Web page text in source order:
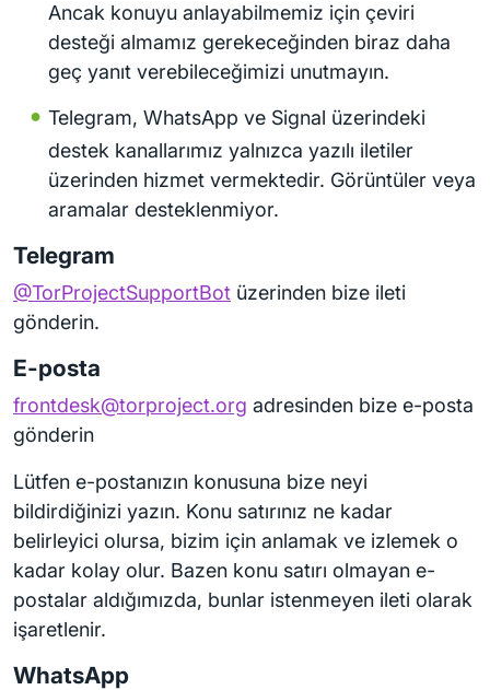
Ancak konuyu anlayabilmemiz için çeviri
desteği almamız gerekeceğinden biraz daha
geç yanıt verebileceğimizi unutmayın.
Telegram, WhatsApp ve Signal üzerindeki
destek kanallarımız yalnızca yazılı iletiler
üzerinden hizmet vermektedir. Görüntüler veya
aramalar desteklenmiyor.
Telegram
@TorProjectSupportBot üzerinden bize ileti
gönderin.
E-posta
frontdesk@torproject.org adresinden bize e-posta
gönderin
Lütfen e-postanızın konusuna bize neyi
bildirdiğinizi yazın. Konu satırınız ne kadar
belirleyici olursa, bizim için anlamak ve izlemek o
kadar kolay olur. Bazen konu satırı olmayan e-
postalar aldığımızda, bunlar istenmeyen ileti olarak
işaretlenir.
WhatsApp